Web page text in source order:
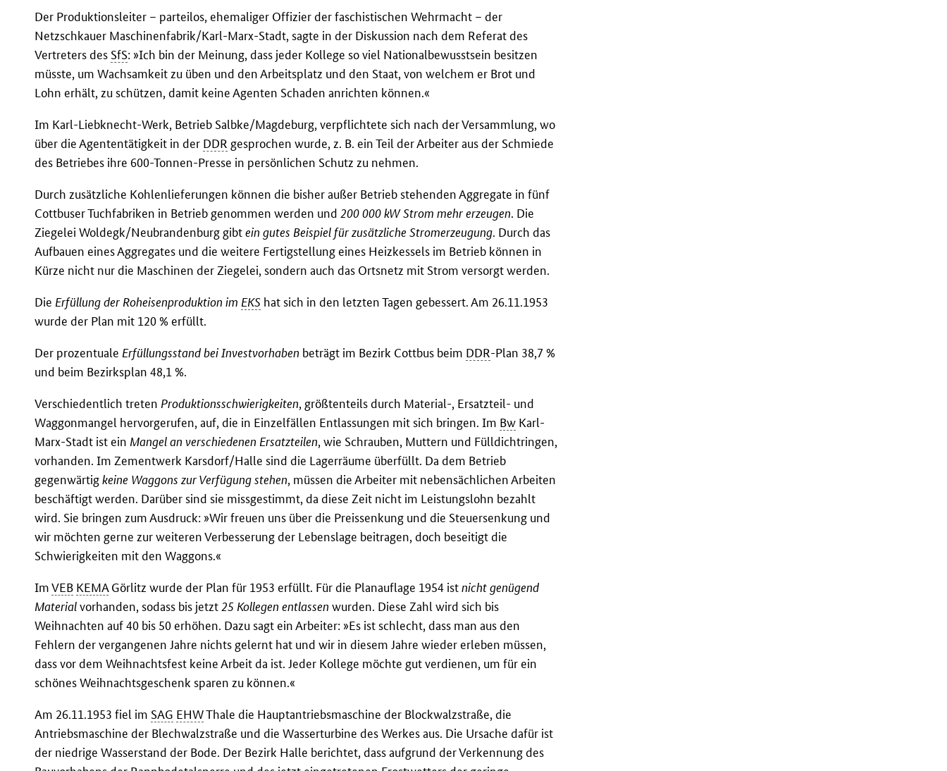
Der Produktionsleiter – parteilos, ehemaliger Offizier der faschistischen Wehrmacht – der
Netzschkauer Maschinenfabrik/Karl-Marx-Stadt, sagte in der Diskussion nach dem Referat des
Vertreters des SfS: »Ich bin der Meinung, dass jeder Kollege so viel Nationalbewusstsein besitzen
müsste, um Wachsamkeit zu üben und den Arbeitsplatz und den Staat, von welchem er Brot und
Lohn erhält, zu schützen, damit keine Agenten Schaden anrichten können.«
Im Karl-Liebknecht-Werk, Betrieb Salbke/Magdeburg, verpflichtete sich nach der Versammlung, wo
über die Agententätigkeit in der DDR gesprochen wurde, z. B. ein Teil der Arbeiter aus der Schmiede
des Betriebes ihre 600-Tonnen-Presse in persönlichen Schutz zu nehmen.
Durch zusätzliche Kohlenlieferungen können die bisher außer Betrieb stehenden Aggregate in fünf
Cottbuser Tuchfabriken in Betrieb genommen werden und200 000 kW Strom mehr erzeugen. Die
Ziegelei Woldegk/Neubrandenburg gibtein gutes Beispiel für zusätzliche Stromerzeugung. Durch das
Aufbauen eines Aggregates und die weitere Fertigstellung eines Heizkessels im Betrieb können in
Kürze nicht nur die Maschinen der Ziegelei, sondern auch das Ortsnetz mit Strom versorgt werden.
Die Erfüllung der Roheisenproduktion im EKS hat sich in den letzten Tagen gebessert. Am 26.11.1953
wurde der Plan mit 120 % erfüllt.
Der prozentuale Erfüllungsstand bei Investvorhaben beträgt im Bezirk Cottbus beim DDR-Plan 38,7 %
und beim Bezirksplan 48,1 %.
Verschiedentlich treten Produktionsschwierigkeiten, größtenteils durch Material-, Ersatzteil- und
Waggonmangel hervorgerufen, auf, die in Einzelfällen Entlassungen mit sich bringen. Im Bw Karl-
Marx-Stadt ist ein Mangel an verschiedenen Ersatzteilen, wie Schrauben, Muttern und Fülldichtringen,
vorhanden. Im Zementwerk Karsdorf/Halle sind die Lagerräume überfüllt. Da dem Betrieb
gegenwärtigkeine Waggons zur Verfügung stehen, müssen die Arbeiter mit nebensächlichen Arbeiten
beschäftigt werden. Darüber sind sie missgestimmt, da diese Zeit nicht im Leistungslohn bezahlt
wird. Sie bringen zum Ausdruck: »Wir freuen uns über die Preissenkung und die Steuersenkung und
wir möchten gerne zur weiteren Verbesserung der Lebenslage beitragen, doch beseitigt die
Schwierigkeiten mit den Waggons.«
ImVEB KEMAGörlitz wurde der Plan für 1953 erfüllt. Für die Planauflage 1954 istnicht genügend
Materialvorhanden, sodass bis jetzt25 Kollegen entlassen wurden. Diese Zahl wird sich bis
Weihnachten auf 40 bis 50 erhöhen. Dazu sagt ein Arbeiter: »Es ist schlecht, dass man aus den
Fehlern der vergangenen Jahre nichts gelernt hat und wir in diesem Jahre wieder erleben müssen,
dass vor dem Weihnachtsfest keine Arbeit da ist. Jeder Kollege möchte gut verdienen, um für ein
schönes Weihnachtsgeschenk sparen zu können.«
Am 26.11.1953 fiel im SAG EHWThale die Hauptantriebsmaschine der Blockwalzstraße, die
Antriebsmaschine der Blechwalzstraße und die Wasserturbine des Werkes aus. Die Ursache dafür ist
der niedrige Wasserstand der Bode. Der Bezirk Halle berichtet, dass aufgrund der Verkennung des